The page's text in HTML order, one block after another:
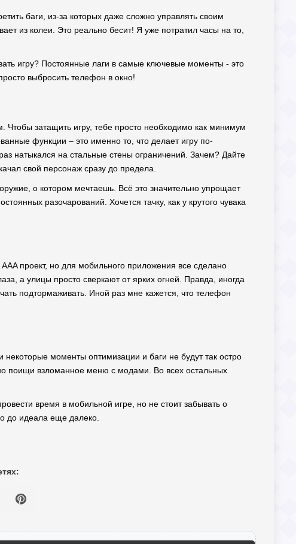
баги, из-за которых даже сложно управлять своим
из колеи. Это реально бесит! Я уже потратил часы на то,
игру? Постоянные лаги в самые ключевые моменты - это
выбросить телефон в окно!
затащить игру, тебе просто необходимо как минимум
функции – это именно то, что делает игру по-
натыкался на стальные стены ограничений. Зачем? Дайте
свой персонаж сразу до предела.
о котором мечтаешь. Всё это значительно упрощает
разочарований. Хочется тачку, как у крутого чувака
проект, но для мобильного приложения все сделано
а улицы просто сверкают от ярких огней. Правда, иногда
подтормаживать. Иной раз мне кажется, что телефон
моменты оптимизации и баги не будут так остро
поищи взломанное меню с модами. Во всех остальных
время в мобильной игре, но не стоит забывать о
до идеала еще далеко.